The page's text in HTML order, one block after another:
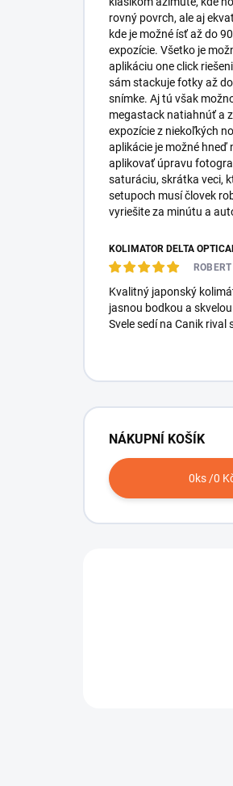
rovný povrch, ale aj
kde je možné ísť až do
expozície. Všetko je
aplikáciu one click
sám stackuje fotky až
snímke. Aj tú však
megastack natiahnúť a
expozície z niekoľkých
aplikácie je možné hneď
aplikovať úpravu
saturáciu, skrátka veci,
setupoch musí človek
vyriešite za minútu a
ROBERT
Kvalitný japonský
jasnou bodkou a
Svele sedí na Canik rival
NÁKUPNÍ KOŠÍK
0ks /0